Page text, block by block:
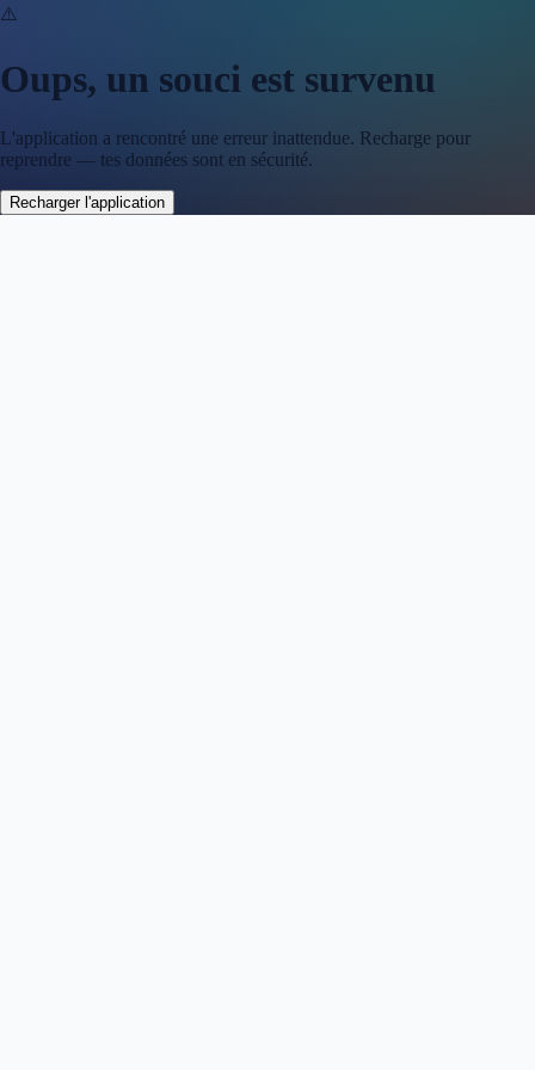
⚠️
Oups, un souci est survenu
L'application a rencontré une erreur inattendue. Recharge pour
reprendre — tes données sont en sécurité.
Recharger l'application